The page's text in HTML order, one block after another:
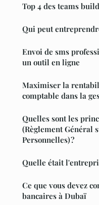
Top 4 des teams
Qui peut
Envoi de sms
un outil en ligne
Maximiser la
comptable dans la
Quelles sont les
(Règlement Général
Personnelles) ?
Quelle était
Ce que vous devez
bancaires à Dubaï